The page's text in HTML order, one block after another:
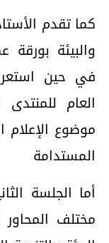
كما تقدم
والبيئة بورقة
في حين
العام للمنتدى
موضوع الإعلام
المستدامة
أما الجلسة
مختلف